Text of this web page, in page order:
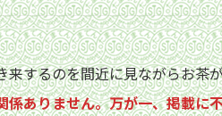
するのを間近に見ながらお茶
ありません。万が一、掲載に